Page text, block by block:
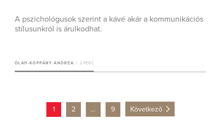
A pszichológusok szerint a kávé akár a kommunikációs
stílusunkról is árulkodhat.
OLÁH-KOPPÁNY ANDREA 2 PERC
1 2 … 9 Következő